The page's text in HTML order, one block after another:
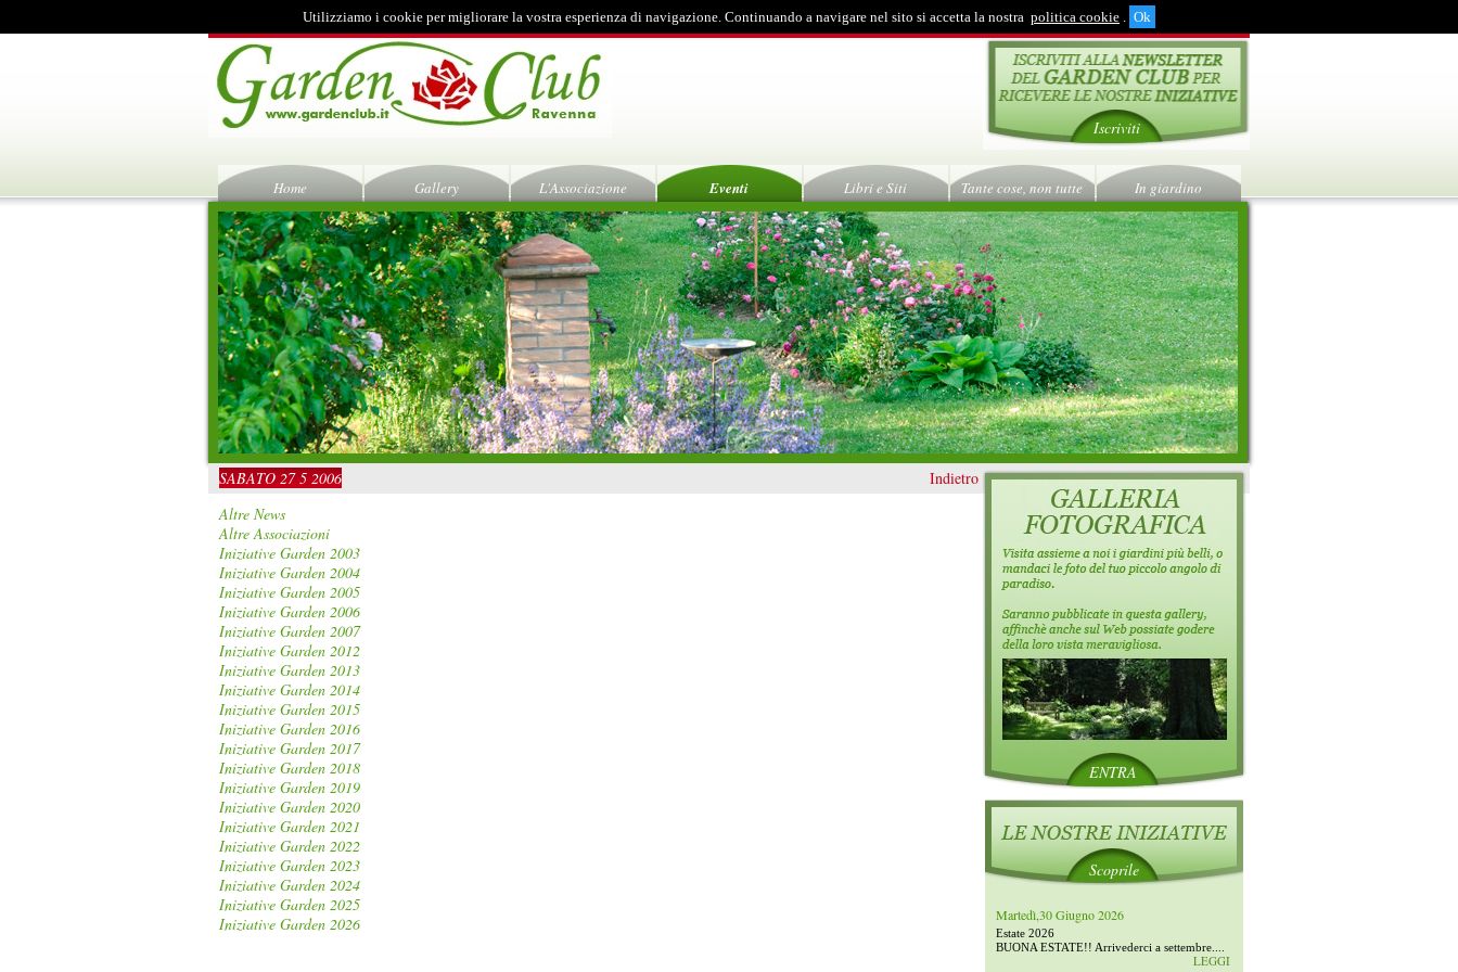
Utilizziamo i cookie per migliorare la vostra esperienza di navigazione. Continuando a navigare nel sito si accetta la nostra politica cookie .
Iscriviti
Home Gallery L'Associazione Eventi Libri e Siti Tante cose, non tutte In giardino
SABATO 27 5 2006
Indietro
Altre News
Altre Associazioni
Iniziative Garden 2003
Iniziative Garden 2004
Iniziative Garden 2005
Iniziative Garden 2006
Iniziative Garden 2007
Iniziative Garden 2012
Iniziative Garden 2013
Iniziative Garden 2014
Iniziative Garden 2015
Iniziative Garden 2016
Iniziative Garden 2017
Iniziative Garden 2018
Iniziative Garden 2019
Iniziative Garden 2020
Iniziative Garden 2021
Iniziative Garden 2022
Iniziative Garden 2023
Iniziative Garden 2024
Iniziative Garden 2025
Iniziative Garden 2026
ENTRA
Scoprile
Martedì,30 Giugno 2026
Estate 2026
BUONA ESTATE!! Arrivederci a settembre....
LEGGI